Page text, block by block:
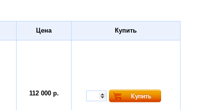
Цена Купить
112 000 р.